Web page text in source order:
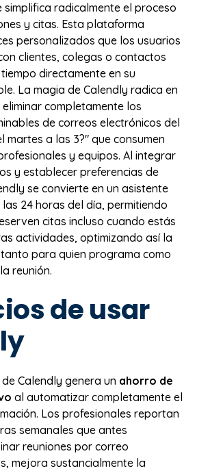
simplifica radicalmente el proceso
y citas. Esta plataforma
personalizados que los usuarios
clientes, colegas o contactos
directamente en su
La magia de Calendly radica en
completamente los
de correos electrónicos del
martes a las 3?" que consumen
y equipos. Al integrar
y establecer preferencias de
se convierte en un asistente
24 horas del día, permitiendo
citas incluso cuando estás
actividades, optimizando así la
para quien programa como
reunión.
de usar
Calendly genera un ahorro de
al automatizar completamente el
Los profesionales reportan
semanales que antes
reuniones por correo
mejora sustancialmente la